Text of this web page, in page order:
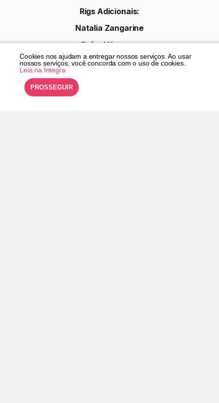
Lara Sorbille
Rocambole2026
Política de Privacidade
Cookies nos ajudam a entregar nossos serviços. Ao usar
nossos serviços, você concorda com o uso de cookies.
Leia na Íntegra
PROSSEGUIR